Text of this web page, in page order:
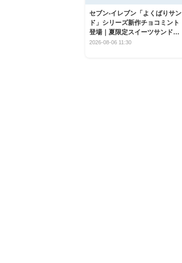
セブン‐イレブン「よくばりサン
ド」シリーズ新作チョコミント
登場｜夏限定スイーツサンドの
爽快な魅力
2026-08-06 11:30